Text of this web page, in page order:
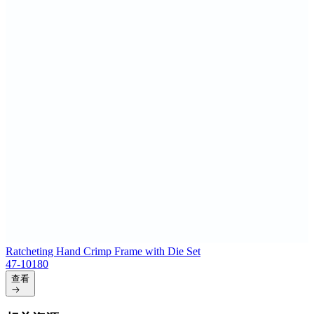
Ratcheting Hand Crimp Frame with Die Set
47-10180
查看